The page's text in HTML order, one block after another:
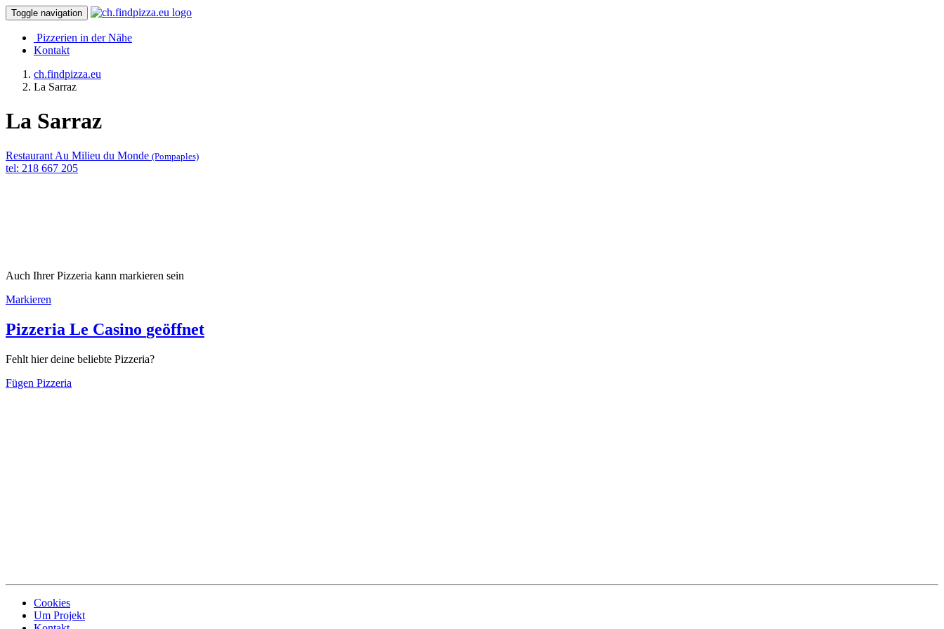
Toggle navigation
Pizzerien in der Nähe
Kontakt
ch.findpizza.eu
La Sarraz
La Sarraz
Restaurant Au Milieu du Monde (Pompaples)
tel: 218 667 205
Auch Ihrer Pizzeria kann markieren sein
Markieren
Pizzeria Le Casino geöffnet
Fehlt hier deine beliebte Pizzeria?
Fügen Pizzeria
Cookies
Um Projekt